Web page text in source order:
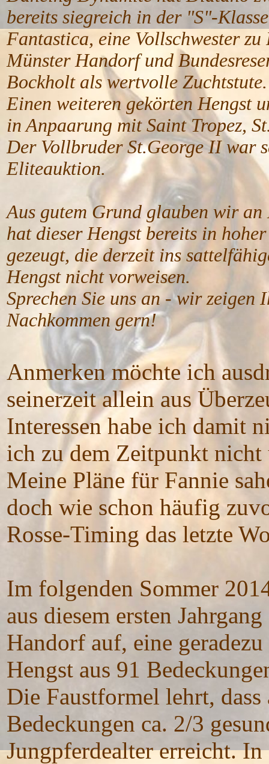
bereits siegreich in der "S"-
Fantastica, eine Vollschwester
Münster Handorf und
Bockholt als wertvolle Zuchtstute.
Einen weiteren gekörten Hengst
in Anpaarung mit Saint Tropez,
Der Vollbruder St.George II war
Eliteauktion.
Aus gutem Grund glauben wir
hat dieser Hengst bereits in
gezeugt, die derzeit ins
Hengst nicht vorweisen.
Sprechen Sie uns an - wir zeigen
Nachkommen gern!
Anmerken möchte ich
seinerzeit allein aus
Interessen habe ich damit
ich zu dem Zeitpunkt nicht
Meine Pläne für Fannie
doch wie schon häufig
Rosse-Timing das letzte
Im folgenden Sommer
aus diesem ersten
Handorf auf, eine
Hengst aus 91
Die Faustformel lehrt, dass
Bedeckungen ca. 2/3
Jungpferdealter erreicht.